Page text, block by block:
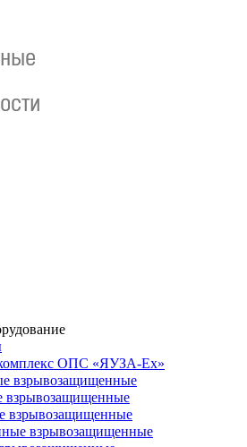
ОПС «ЯУЗА-Ех»
взрывозащищенные
взрывозащищенные
взрывозащищенные
взрывозащищенные